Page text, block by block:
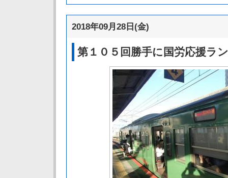
2018年09月28日(金)
第１０５回勝手に国労応援ラ